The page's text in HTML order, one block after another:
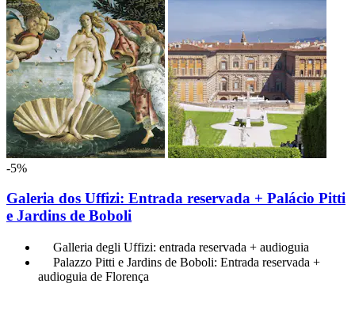
-5%
Galeria dos Uffizi: Entrada reservada + Palácio Pitti
e Jardins de Boboli
Galleria degli Uffizi: entrada reservada + audioguia
Palazzo Pitti e Jardins de Boboli: Entrada reservada +
audioguia de Florença